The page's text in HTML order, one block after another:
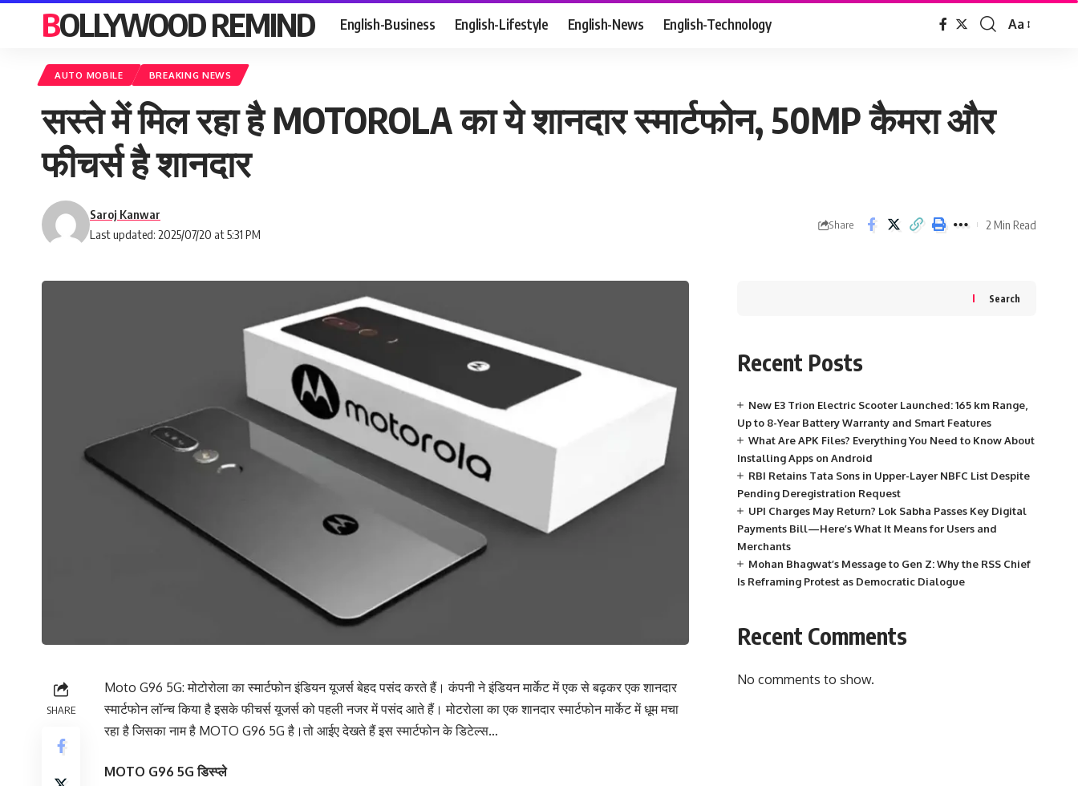
BOLLYWOOD REMIND English-Business English-Lifestyle English-News English-Technology
Font
Aa
AUTO MOBILE BREAKING NEWS
सस्ते में मिल रहा है MOTOROLA का ये शानदार स्मार्टफोन, 50MP कैमरा और
फीचर्स है शानदार
Last updated: 2025/07/20 at 5:31 PM
Saroj Kanwar
Share 2 Min Read
SHARE
Moto G96 5G: मोटोरोला का स्मार्टफोन इंडियन यूजर्स बेहद पसंद करते हैं। कंपनी ने इंडियन मार्केट में एक से बढ़कर एक शानदार
स्मार्टफोन लॉन्च किया है इसके फीचर्स यूजर्स को पहली नजर में पसंद आते हैं। मोटरोला का एक शानदार स्मार्टफोन मार्केट में धूम मचा
रहा है जिसका नाम है MOTO G96 5G है।तो आईए देखते हैं इस स्मार्टफोन के डिटेल्स…
MOTO G96 5G डिस्प्ले
Search
Recent Posts
New E3 Trion Electric Scooter Launched: 165 km Range,
Up to 8-Year Battery Warranty and Smart Features
What Are APK Files? Everything You Need to Know About
Installing Apps on Android
RBI Retains Tata Sons in Upper-Layer NBFC List Despite
Pending Deregistration Request
UPI Charges May Return? Lok Sabha Passes Key Digital
Payments Bill—Here’s What It Means for Users and
Merchants
Mohan Bhagwat’s Message to Gen Z: Why the RSS Chief
Is Reframing Protest as Democratic Dialogue
Recent Comments
No comments to show.